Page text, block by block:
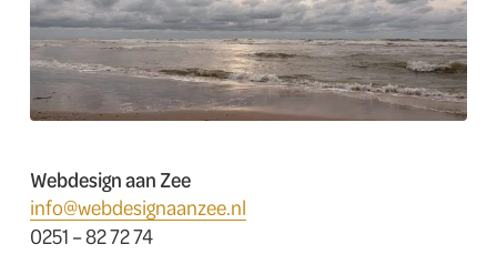
Webdesign aan Zee
info@webdesignaanzee.nl
0251 – 82 72 74